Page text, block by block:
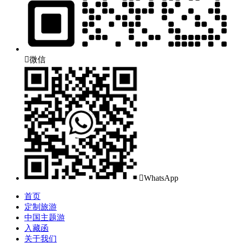
微信
WhatsApp
首页
定制旅游
中国主题游
入藏函
关于我们